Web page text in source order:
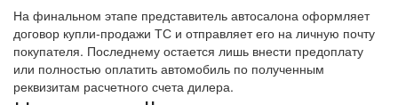
На финальном этапе представитель автосалона оформляет
договор купли-продажи ТС и отправляет его на личную почту
покупателя. Последнему остается лишь внести предоплату
или полностью оплатить автомобиль по полученным
реквизитам расчетного счета дилера.